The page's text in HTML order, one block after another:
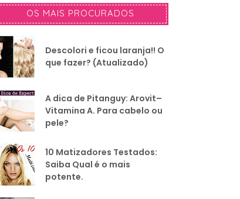
OS MAIS PROCURADOS
Descolori e ficou laranja!! O
que fazer? (Atualizado)
A dica de Pitanguy: Arovit–
Vitamina A. Para cabelo ou
pele?
10 Matizadores Testados:
Saiba Qual é o mais
potente.